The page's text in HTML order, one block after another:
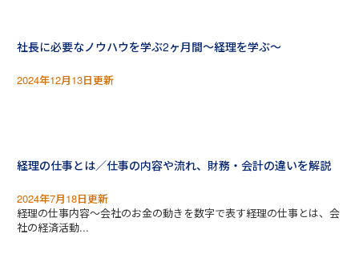
社長に必要なノウハウを学ぶ2ヶ月間～経理を学ぶ～
2024年12月13日更新
経理の仕事とは／仕事の内容や流れ、財務・会計の違いを解説
2024年7月18日更新
経理の仕事内容～会社のお金の動きを数字で表す経理の仕事とは、会
社の経済活動...